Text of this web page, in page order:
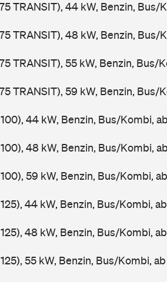
TRANSIT), 44 kW, Benzin, Bus/
TRANSIT), 48 kW, Benzin, Bus/
TRANSIT), 55 kW, Benzin, Bus/
TRANSIT), 59 kW, Benzin, Bus/
44 kW, Benzin, Bus/Kombi,
48 kW, Benzin, Bus/Kombi,
59 kW, Benzin, Bus/Kombi,
44 kW, Benzin, Bus/Kombi,
48 kW, Benzin, Bus/Kombi,
55 kW, Benzin, Bus/Kombi,